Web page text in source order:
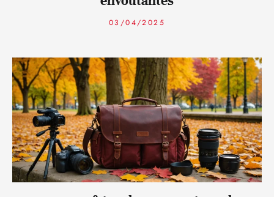
03/04/2025